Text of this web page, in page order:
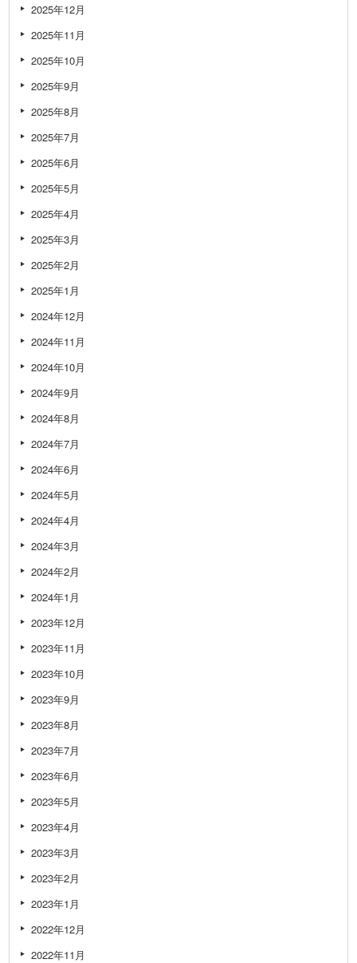
2025年12月
2025年11月
2025年10月
2025年9月
2025年8月
2025年7月
2025年6月
2025年5月
2025年4月
2025年3月
2025年2月
2025年1月
2024年12月
2024年11月
2024年10月
2024年9月
2024年8月
2024年7月
2024年6月
2024年5月
2024年4月
2024年3月
2024年2月
2024年1月
2023年12月
2023年11月
2023年10月
2023年9月
2023年8月
2023年7月
2023年6月
2023年5月
2023年4月
2023年3月
2023年2月
2023年1月
2022年12月
2022年11月